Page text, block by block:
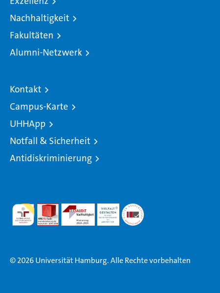
Nachhaltigkeit
Fakultäten
Alumni-Netzwerk
Kontakt
Campus-Karte
UHHApp
Notfall & Sicherheit
Antidiskriminierung
© 2026 Universität Hamburg. Alle Rechte vorbehalten